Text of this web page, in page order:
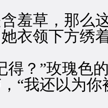
草，那么这
领下方绣
？”玫瑰色的
“我还以为